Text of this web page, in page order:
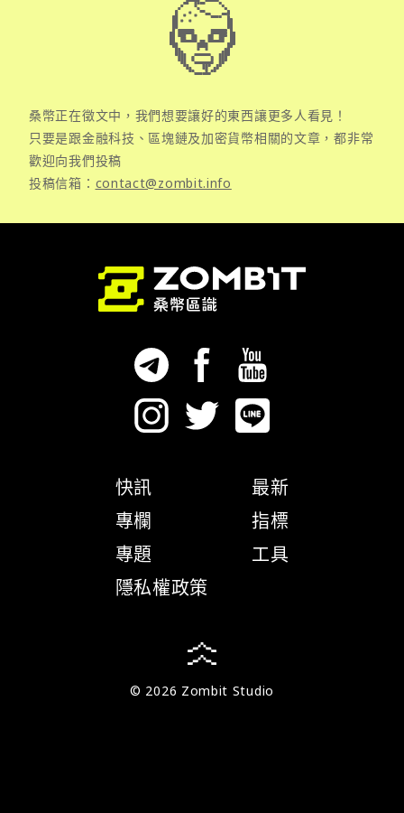
桑幣正在徵文中，我們想要讓好的東西讓更多人看見！
只要是跟金融科技、區塊鏈及加密貨幣相關的文章，都非常
歡迎向我們投稿
投稿信箱： contact@zombit.info
快訊
專欄
專題
隱私權政策
最新
指標
工具
© 2026 Zombit Studio